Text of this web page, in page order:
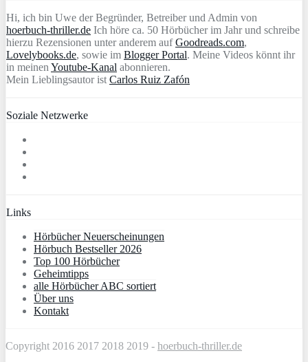
Hi, ich bin Uwe der Begründer, Betreiber und Admin von
hoerbuch-thriller.de Ich höre ca. 50 Hörbücher im Jahr und schreibe
hierzu Rezensionen unter anderem aufGoodreads.com,
Lovelybooks.de, sowie im Blogger Portal. Meine Videos könnt ihr
in meinen Youtube-Kanal abonnieren.
Mein Lieblingsautor ist Carlos Ruiz Zafón
Soziale Netzwerke
Links
Hörbücher Neuerscheinungen
Hörbuch Bestseller 2026
Top 100 Hörbücher
Geheimtipps
alle Hörbücher ABC sortiert
Über uns
Kontakt
Copyright 2016 2017 2018 2019 - hoerbuch-thriller.de